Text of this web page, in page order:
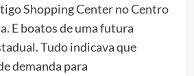
Shopping Center no Centro
E boatos de uma futura
Tudo indicava que
demanda para